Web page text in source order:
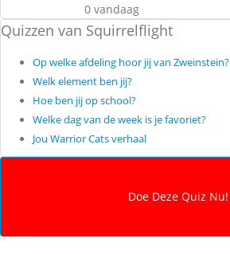
0 vandaag
Quizzen van Squirrelflight
Op welke afdeling hoor jij van Zweinstein?
Welk element ben jij?
Hoe ben jij op school?
Welke dag van de week is je favoriet?
Jou Warrior Cats verhaal